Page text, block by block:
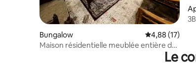
Bungalow Évaluation
4,88 (17)
Maison résidentielle meublée entière de
Le